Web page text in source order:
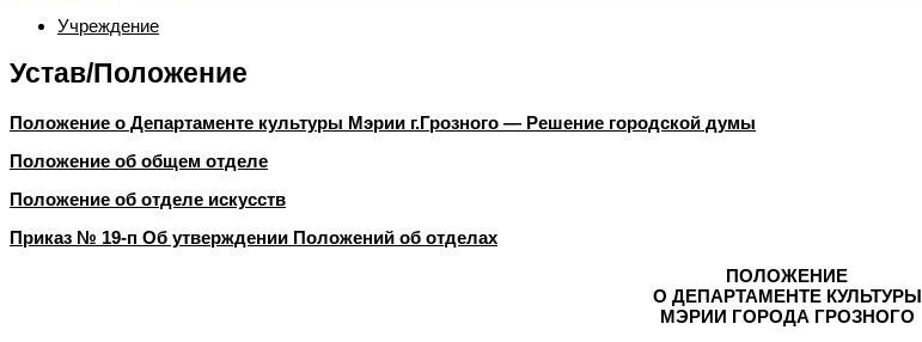
Учреждение
Устав/Положение
Положение о Департаменте культуры Мэрии г.Грозного — Решение городской думы
Положение об общем отделе
Положение об отделе искусств
Приказ № 19-п Об утверждении Положений об отделах
ПОЛОЖЕНИЕ
О ДЕПАРТАМЕНТЕ КУЛЬТУРЫ
МЭРИИ ГОРОДА ГРОЗНОГО